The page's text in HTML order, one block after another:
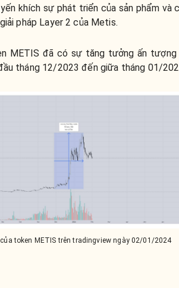
khích sự phát triển của sản phẩm và
pháp Layer 2 của Metis.
METIS đã có sự tăng tưởng ấn
tháng 12/2023 đến giữa tháng 01/
token METIS trên tradingview ngày 02/01/2024